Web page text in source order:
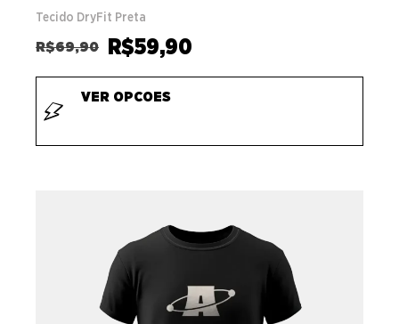
Tecido DryFit Preta
R$69,90 R$59,90
VER OPCOES